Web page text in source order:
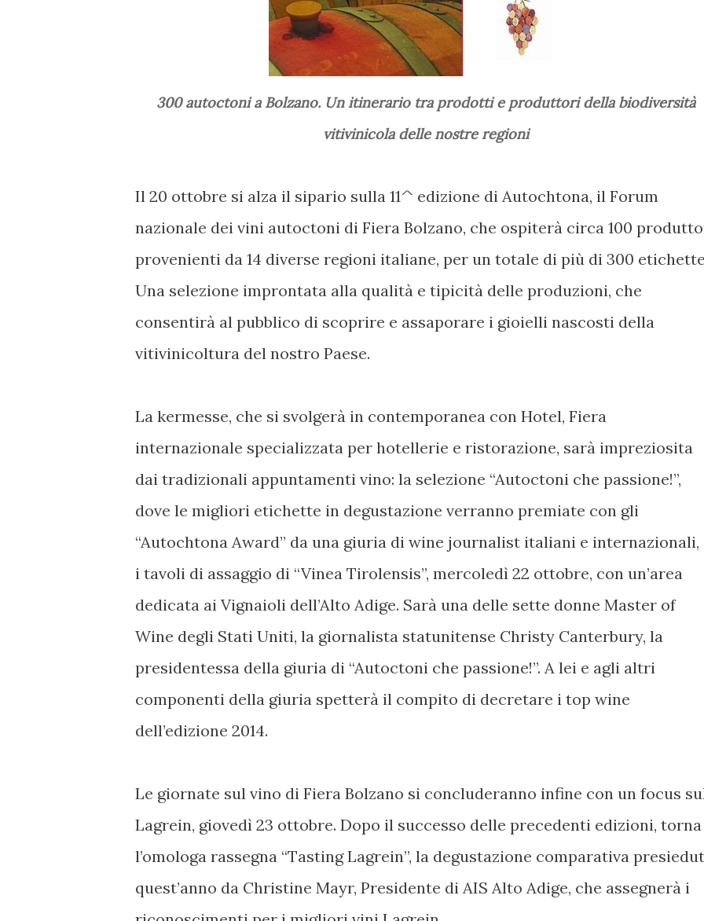
300 autoctoni a Bolzano. Un itinerario tra prodotti e produttori della biodiversità
vitivinicola delle nostre regioni
Il 20 ottobre si alza il sipario sulla 11^ edizione di Autochtona, il Forum
nazionale dei vini autoctoni di Fiera Bolzano, che ospiterà circa 100
provenienti da 14 diverse regioni italiane, per un totale di più di 300
Una selezione improntata alla qualità e tipicità delle produzioni, che
consentirà al pubblico di scoprire e assaporare i gioielli nascosti della
vitivinicoltura del nostro Paese.
La kermesse, che si svolgerà in contemporanea con Hotel, Fiera
internazionale specializzata per hotellerie e ristorazione, sarà impreziosita
dai tradizionali appuntamenti vino: la selezione “Autoctoni che passione!”,
dove le migliori etichette in degustazione verranno premiate con gli
“Autochtona Award” da una giuria di wine journalist italiani e internazionali,
i tavoli di assaggio di “Vinea Tirolensis”, mercoledì 22 ottobre, con un’area
dedicata ai Vignaioli dell’Alto Adige. Sarà una delle sette donne Master of
Wine degli Stati Uniti, la giornalista statunitense Christy Canterbury, la
presidentessa della giuria di “Autoctoni che passione!”. A lei e agli altri
componenti della giuria spetterà il compito di decretare i top wine
dell’edizione 2014.
Le giornate sul vino di Fiera Bolzano si concluderanno infine con un focus
Lagrein, giovedì 23 ottobre. Dopo il successo delle precedenti edizioni, torna
l’omologa rassegna “Tasting Lagrein”, la degustazione comparativa
quest’anno da Christine Mayr, Presidente di AIS Alto Adige, che assegnerà i